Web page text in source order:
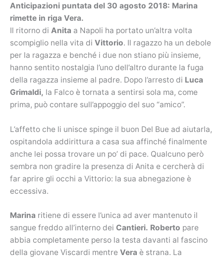
Anticipazioni puntata del 30 agosto 2018: Marina
rimette in riga Vera.
Il ritorno di Anita a Napoli ha portato un’altra volta
scompiglio nella vita di Vittorio. Il ragazzo ha un debole
per la ragazza e benché i due non stiano più insieme,
hanno sentito nostalgia l’uno dell’altro durante la fuga
della ragazza insieme al padre. Dopo l’arresto di Luca
Grimaldi, la Falco è tornata a sentirsi sola ma, come
prima, può contare sull’appoggio del suo “amico”.
L’affetto che li unisce spinge il buon Del Bue ad aiutarla,
ospitandola addirittura a casa sua affinché finalmente
anche lei possa trovare un po’ di pace. Qualcuno però
sembra non gradire la presenza di Anita e cercherà di
far aprire gli occhi a Vittorio: la sua abnegazione è
eccessiva.
Marina ritiene di essere l’unica ad aver mantenuto il
sangue freddo all’interno dei Cantieri. Roberto pare
abbia completamente perso la testa davanti al fascino
della giovane Viscardi mentre Vera è strana. La